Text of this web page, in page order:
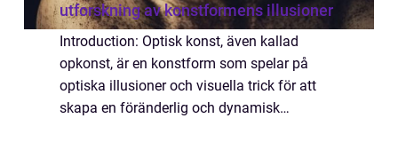
utforskning av konstformens illusioner
Introduction: Optisk konst, även kallad
opkonst, är en konstform som spelar på
optiska illusioner och visuella trick för att
skapa en föränderlig och dynamisk